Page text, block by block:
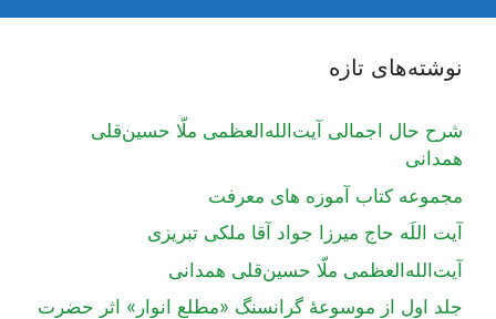
نوشته‌های تازه
شرح حال اجمالی آیت‌الله‌العظمی ملّا حسین‌قلی
همدانی
مجموعه کتاب آموزه های معرفت
آیت اللَه حاج میرزا جواد آقا ملکی تبریزی
آیت‌الله‌العظمی ملّا حسین‌قلی همدانی
جلد اول از موسوعۀ گرانسنگ «مطلع انوار» اثر حضرت